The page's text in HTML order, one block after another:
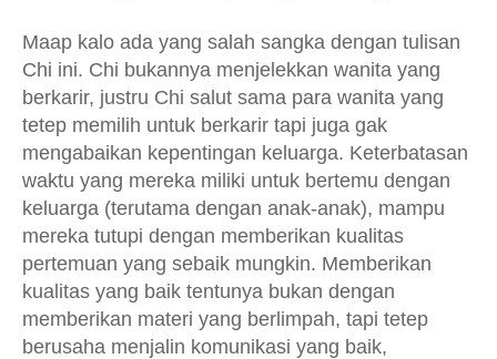
Maap kalo ada yang salah sangka dengan tulisan
Chi ini. Chi bukannya menjelekkan wanita yang
berkarir, justru Chi salut sama para wanita yang
tetep memilih untuk berkarir tapi juga gak
mengabaikan kepentingan keluarga. Keterbatasan
waktu yang mereka miliki untuk bertemu dengan
keluarga (terutama dengan anak-anak), mampu
mereka tutupi dengan memberikan kualitas
pertemuan yang sebaik mungkin. Memberikan
kualitas yang baik tentunya bukan dengan
memberikan materi yang berlimpah, tapi tetep
berusaha menjalin komunikasi yang baik,